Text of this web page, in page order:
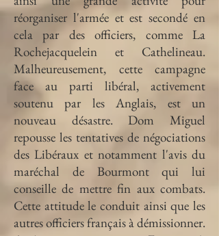
réorganiser l'armée et est secondé en
cela par des officiers, comme La
Rochejacquelein et Cathelineau.
Malheureusement, cette campagne
face au parti libéral, activement
soutenu par les Anglais, est un
nouveau désastre. Dom Miguel
repousse les tentatives de négociations
des Libéraux et notamment l'avis du
maréchal de Bourmont qui lui
conseille de mettre fin aux combats.
Cette attitude le conduit ainsi que les
autres officiers français à démissionner.